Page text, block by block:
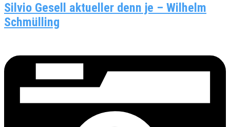
Silvio Gesell aktueller denn je – Wilhelm
Schmülling